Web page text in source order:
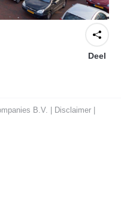
Deel
B.V. | Disclaimer